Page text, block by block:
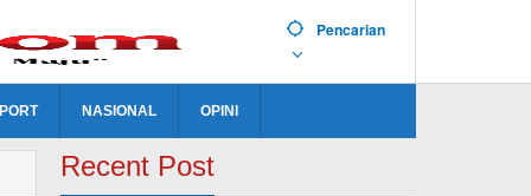
Pencarian
NASIONAL OPINI
Recent Post